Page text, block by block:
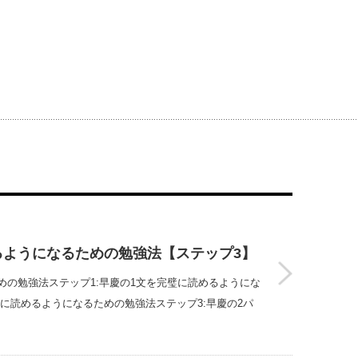
うになるための勉強法【ステップ3】
勉強法ステップ1:早慶の1文を完璧に読めるようにな
読めるようになるための勉強法ステップ3:早慶の2パ